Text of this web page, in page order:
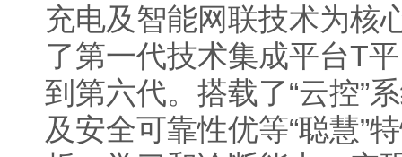
充电及智能网联技术为核
了第一代技术集成平台T
到第六代。搭载了“云控”
及安全可靠性优等“聪慧”